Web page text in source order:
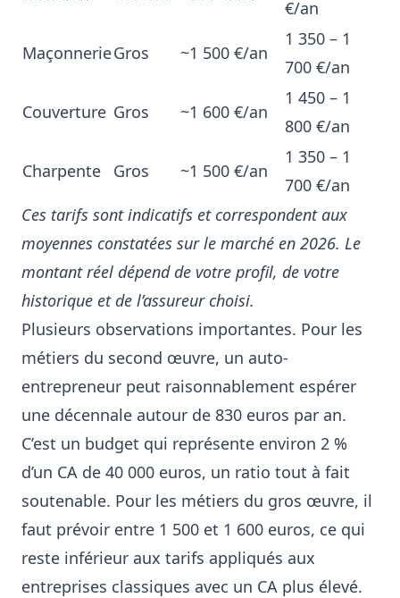
€/an
MaçonnerieGros ~1 500 €/an
1 350 – 1
700 €/an
Couverture Gros ~1 600 €/an
1 450 – 1
800 €/an
Charpente Gros ~1 500 €/an
1 350 – 1
700 €/an
Ces tarifs sont indicatifs et correspondent aux
moyennes constatées sur le marché en 2026. Le
montant réel dépend de votre profil, de votre
historique et de l’assureur choisi.
Plusieurs observations importantes. Pour les
métiers du second œuvre, un auto-
entrepreneur peut raisonnablement espérer
une décennale autour de 830 euros par an.
C’est un budget qui représente environ 2 %
d’un CA de 40 000 euros, un ratio tout à fait
soutenable. Pour les métiers du gros œuvre, il
faut prévoir entre 1 500 et 1 600 euros, ce qui
reste inférieur aux tarifs appliqués aux
entreprises classiques avec un CA plus élevé.